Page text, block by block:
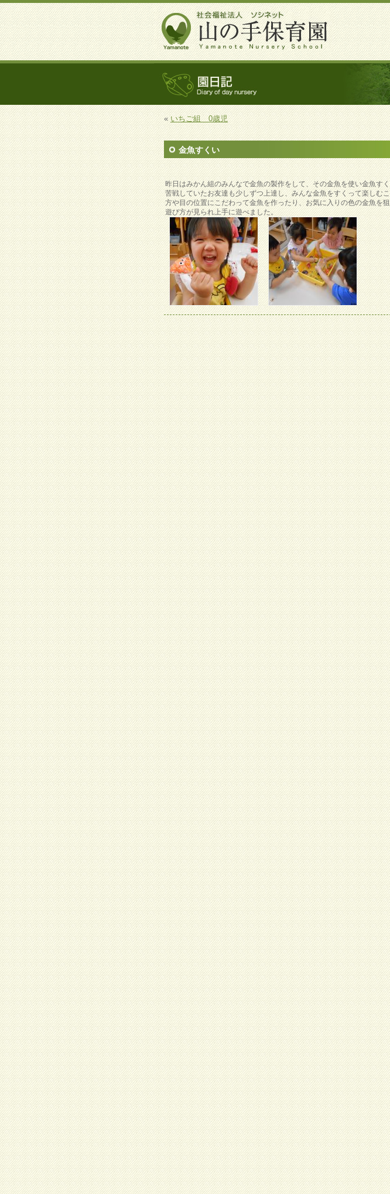
«いちご組 0歳児
金魚すくい
昨日はみかん組のみんなで金魚の製作をして、その金魚を使い金魚す
苦戦していたお友達も少しずつ上達し、みんな金魚をすくって楽しむ
方や目の位置にこだわって金魚を作ったり、お気に入りの色の金魚を
遊び方が見られ上手に遊べました。